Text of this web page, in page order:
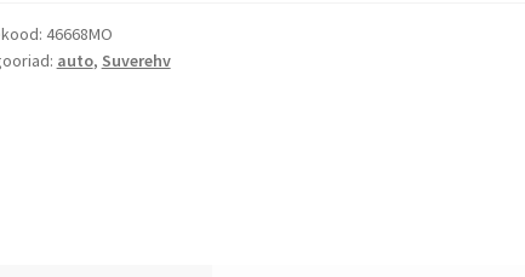
46668MO
auto, Suverehv